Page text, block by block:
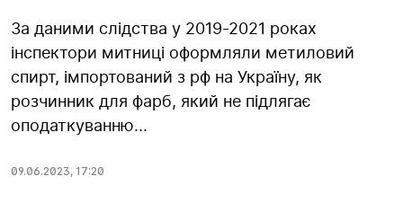
За даними слідства у 2019-2021 роках
інспектори митниці оформляли метиловий
спирт, імпортований з рф на Україну, як
розчинник для фарб, який не підлягає
оподаткуванню...
09.06.2023, 17:20